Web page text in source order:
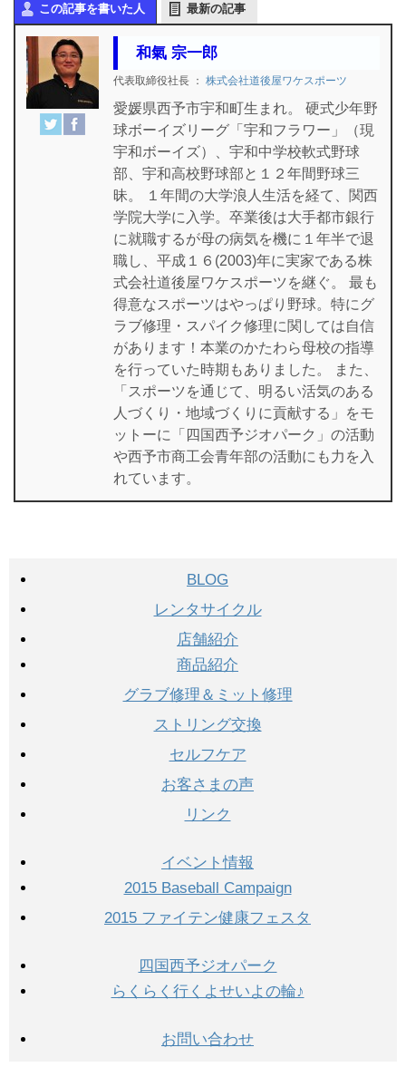
この記事を書いた人 最新の記事
和氣 宗一郎
代表取締役社長 ： 株式会社道後屋ワケスポーツ
愛媛県西予市宇和町生まれ。 硬式少年野
球ボーイズリーグ「宇和フラワー」（現
宇和ボーイズ）、宇和中学校軟式野球
部、宇和高校野球部と１２年間野球三
昧。 １年間の大学浪人生活を経て、関西
学院大学に入学。卒業後は大手都市銀行
に就職するが母の病気を機に１年半で退
職し、平成１６(2003)年に実家である株
式会社道後屋ワケスポーツを継ぐ。 最も
得意なスポーツはやっぱり野球。特にグ
ラブ修理・スパイク修理に関しては自信
があります！本業のかたわら母校の指導
を行っていた時期もありました。 また、
「スポーツを通じて、明るい活気のある
人づくり・地域づくりに貢献する」をモ
ットーに「四国西予ジオパーク」の活動
や西予市商工会青年部の活動にも力を入
れています。
BLOG
レンタサイクル
店舗紹介
商品紹介
グラブ修理＆ミット修理
ストリング交換
セルフケア
お客さまの声
リンク
イベント情報
2015 Baseball Campaign
2015 ファイテン健康フェスタ
四国西予ジオパーク
らくらく行くよせいよの輪♪
お問い合わせ